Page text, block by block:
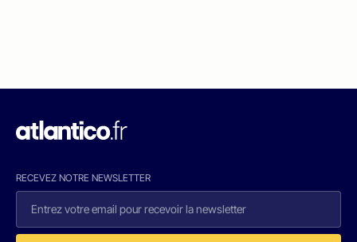
RECEVEZ NOTRE NEWSLETTER